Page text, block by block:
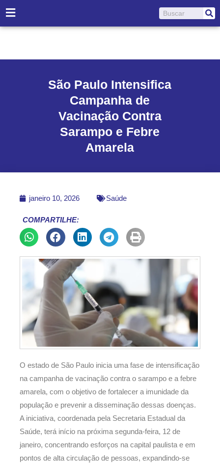
para
o
Pesquisar
São Paulo Intensifica
Campanha de
Vacinação Contra
Sarampo e Febre
Amarela
janeiro 10, 2026 Saúde
COMPARTILHE:
O estado de São Paulo inicia uma fase de intensificação
na campanha de vacinação contra o sarampo e a febre
amarela, com o objetivo de fortalecer a imunidade da
população e prevenir a disseminação dessas doenças.
A iniciativa, coordenada pela Secretaria Estadual da
Saúde, terá início na próxima segunda-feira, 12 de
janeiro, concentrando esforços na capital paulista e em
pontos de alta circulação de pessoas, expandindo-se